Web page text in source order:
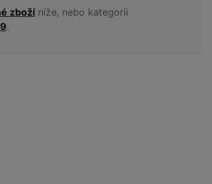
zbožíníže, nebo kategorii
.